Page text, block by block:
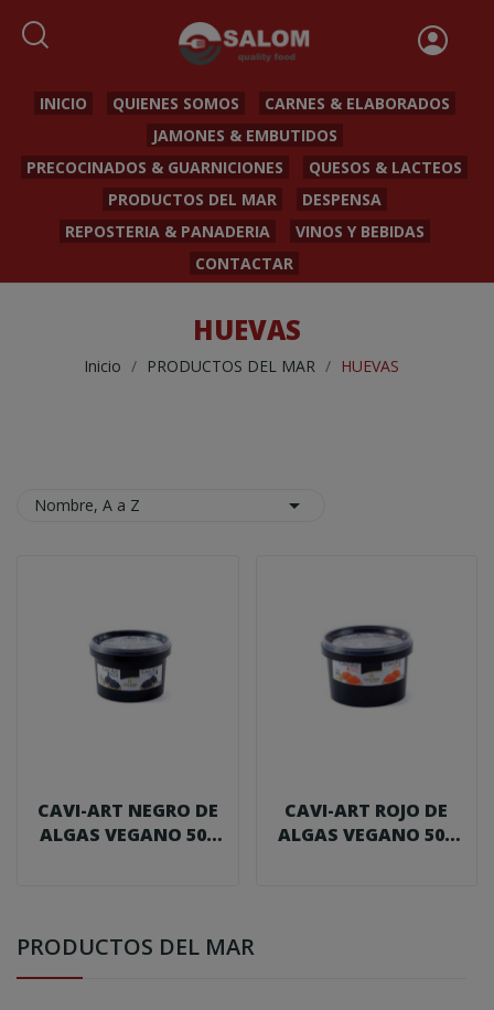
INICIO QUIENES SOMOS
CARNES & ELABORADOS
JAMONES & EMBUTIDOS
PRECOCINADOS & GUARNICIONES
QUESOS & LACTEOS
PRODUCTOS DEL MAR
DESPENSA
REPOSTERIA & PANADERIA
VINOS Y BEBIDAS
CONTACTAR
HUEVAS
Inicio PRODUCTOS DEL MAR HUEVAS
PRODUCTOS DEL MAR
Nombre, A a Z 
CAVI-ART NEGRO DE
ALGAS VEGANO 500
CAVI-ART ROJO DE
ALGAS VEGANO 500